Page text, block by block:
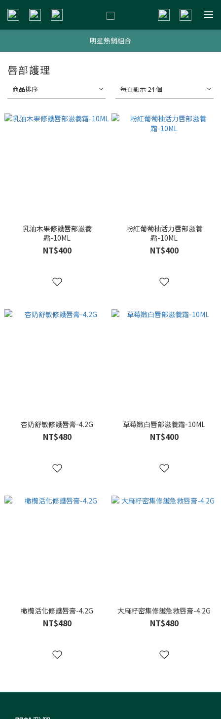
新會員贈$200購物金
新會員贈$200購物金
明星熱銷組合
唇部護理
商品排序 每頁顯示 24 個
乳油木果修護唇部滋養
霜-10ML
NT$400
粉紅葡萄柚活力唇部滋養
霜-10ML
NT$400
杏奶舒敏修護唇膏-4.2G
NT$480
草莓嫩白唇部滋養霜-10ML
NT$400
橄欖活化修護唇膏-4.2G
NT$480
大麻籽密集修護急救唇膏-4.2G
NT$480